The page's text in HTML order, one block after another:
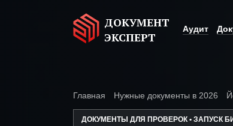
ДОКУМЕНТ
ЭКСПЕРТ
Аудит
Главная Нужные документы в 2026
ДОКУМЕНТЫ ДЛЯ ПРОВЕРОК • ЗАПУСК